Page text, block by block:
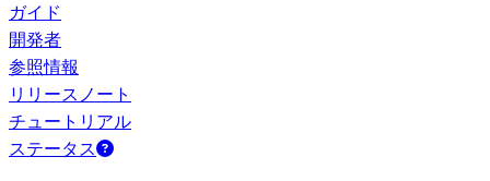
ガイド
開発者
参照情報
リリースノート
チュートリアル
ステータス